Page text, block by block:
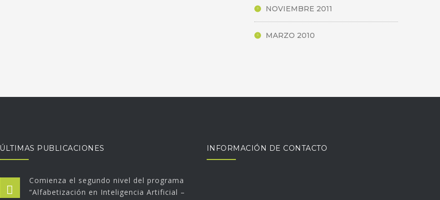
NOVIEMBRE 2011
MARZO 2010
ÚLTIMAS PUBLICACIONES
Comienza el segundo nivel del programa
“Alfabetización en Inteligencia Artificial –
INFORMACIÓN DE CONTACTO